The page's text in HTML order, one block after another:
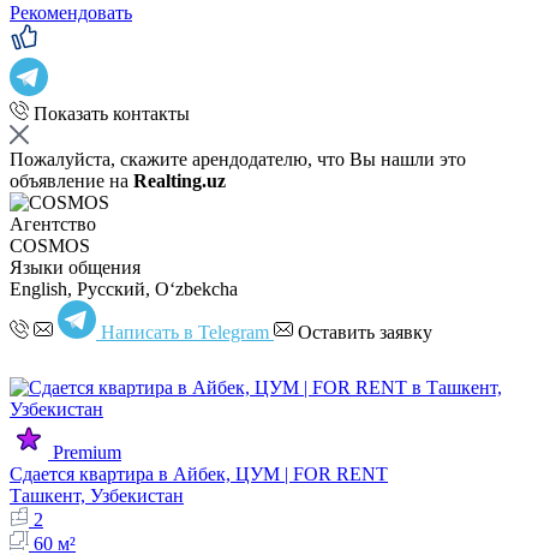
Рекомендовать
Показать контакты
Пожалуйста, скажите арендодателю, что Вы нашли это
объявление на Realting.uz
Агентство
COSMOS
Языки общения
English, Русский, Oʻzbekcha
Написать в Telegram Оставить заявку
Premium
Сдается квартира в Айбек, ЦУМ | FOR RENT
Ташкент, Узбекистан
2
60 м²